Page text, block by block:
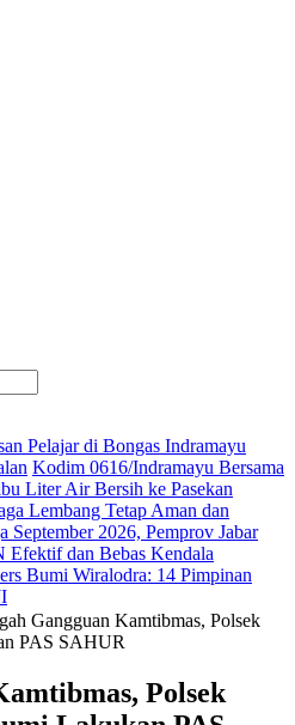
Pelajar di Bongas Indramayu
Kodim 0616/Indramayu Bersama
Liter Air Bersih ke Pasekan
Lembang Tetap Aman dan
September 2026, Pemprov Jabar
dan Bebas Kendala
Bumi Wiralodra: 14 Pimpinan
Gangguan Kamtibmas, Polsek
PAS SAHUR
Polsek